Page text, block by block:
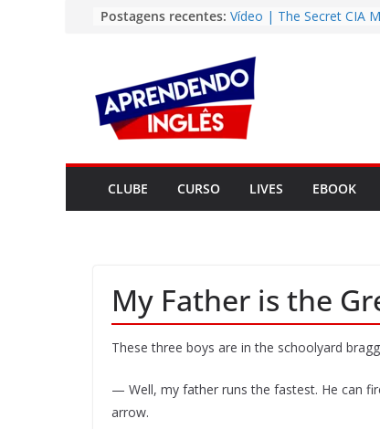
conteúdo
Postagens recentes: Vídeo | The Secret CIA
Vídeo | How I m using
to power up my language
Vídeo | Do imaginary
you smarter?
Story | Brasília: The City
from the Wilderness
Easy English Song |
Over the Rainbow (Israel
Kamakawiwo’ole)
CLUBE CURSO LIVES EBOOK
My Father is the
These three boys are in the schoolyard
— Well, my father runs the fastest. He can
arrow.